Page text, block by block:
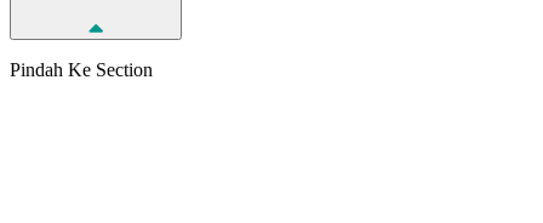
Pindah Ke Section